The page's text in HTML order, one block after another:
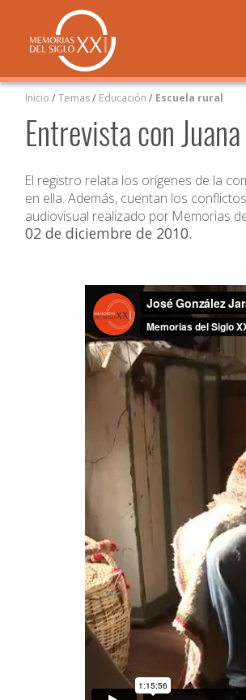
Inicio /Temas/ Educación/ Escuela rural
Entrevista con
El registro relata los orígenes de la
en ella. Además, cuentan los
audiovisual realizado por Memorias
02 de diciembre de 2010.